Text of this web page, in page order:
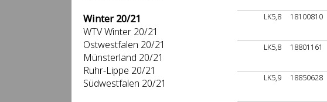
Winter 20/21
WTV Winter 20/21
Ostwestfalen 20/21
Münsterland 20/21
Ruhr-Lippe 20/21
Südwestfalen 20/21
LK5,8
18100810
LK5,8
18801161
LK5,9
18850628